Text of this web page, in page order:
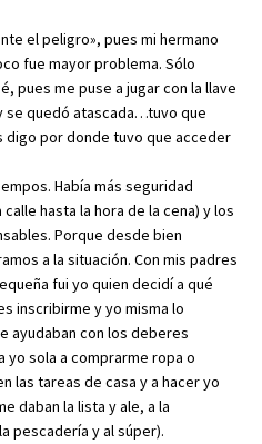
el peligro», pues mi hermano
fue mayor problema. Sólo
pues me puse a jugar con la llave
se quedó atascada…tuvo que
digo por donde tuvo que acceder
Había más seguridad
hasta la hora de la cena) y los
Porque desde bien
a la situación. Con mis padres
fui yo quien decidí a qué
inscribirme y yo misma lo
ayudaban con los deberes
yo sola a comprarme ropa o
las tareas de casa y a hacer yo
daban la lista y ale, a la
pescadería y al súper).